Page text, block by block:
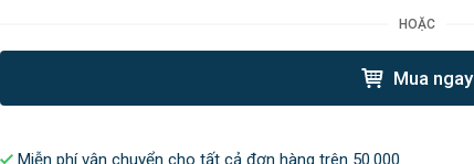
HOẶC
Mua ngay
Miễn phí vận chuyển cho tất cả đơn hàng trên 50.000